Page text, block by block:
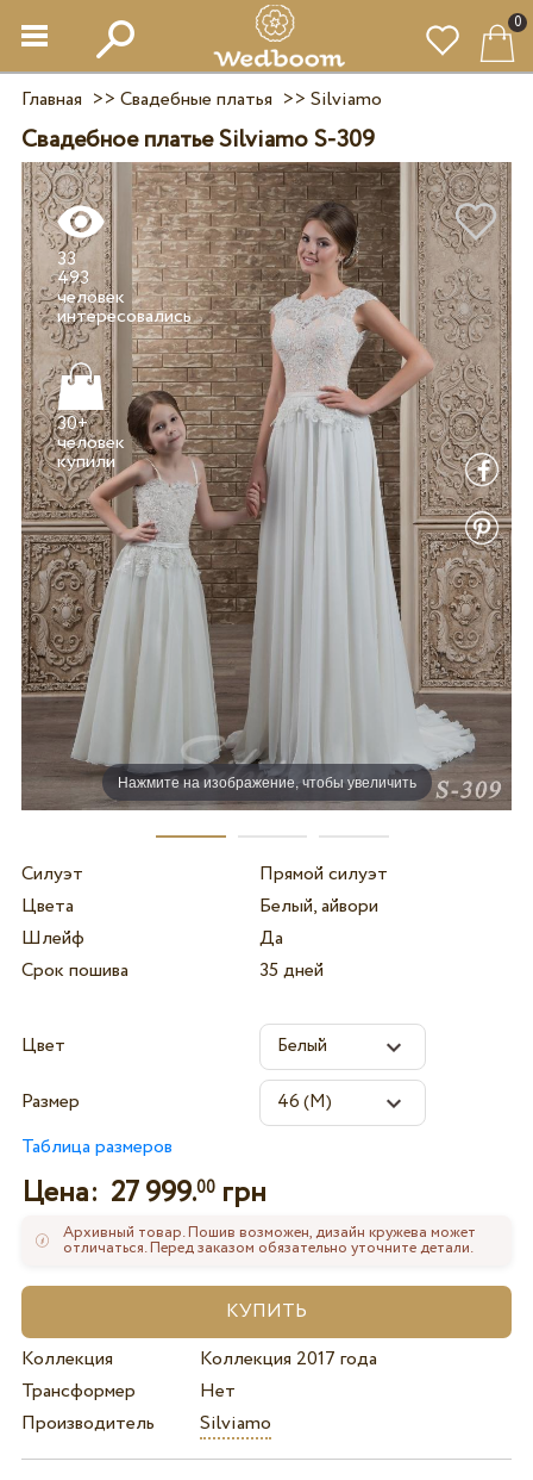
0
Главная >> Свадебные платья >> Silviamo
Свадебное платье Silviamo S-309
Нажмите на изображение, чтобы увеличить
33
493
человек
интересовались
30+
человек
Силуэт
Прямой силуэт
Цвета
Белый, айвори
Шлейф
Да
Срок пошива
35 дней
Цвет
Размер
Таблица размеров
Цена: 27 999.00грн
Архивный товар. Пошив возможен, дизайн кружева может
отличаться. Перед заказом обязательно уточните детали.
Коллекция
Коллекция 2017 года
Трансформер
Нет
Производитель
Silviamo